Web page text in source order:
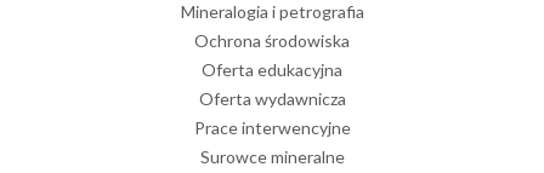
Mineralogia i petrografia
Ochrona środowiska
Oferta edukacyjna
Oferta wydawnicza
Prace interwencyjne
Surowce mineralne